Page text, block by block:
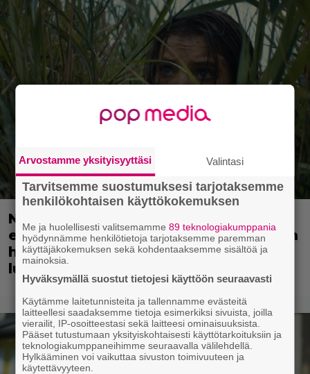
Nyt suoratoistona: 3 tähden scifileffa
ei ylitä edeltäjiään mutta ei myöskään
häpeä niiden seurassa – jatkoa on
luvassa
Arvostamme yksityisyyttäsi Valintasi
Tarvitsemme suostumuksesi tarjotaksemme
henkilökohtaisen käyttökokemuksen
Me ja huolellisesti valitsemamme89 teknologiakumppania
hyödynnämme henkilötietoja tarjotaksemme paremman
käyttäjäkokemuksen sekä kohdentaaksemme sisältöä ja
mainoksia.
Hyväksymällä suostut tietojesi käyttöön seuraavasti
Käytämme laitetunnisteita ja tallennamme evästeitä
laitteellesi saadaksemme tietoja esimerkiksi sivuista, joilla
vierailit, IP-osoitteestasi sekä laitteesi ominaisuuksista.
Pääset tutustumaan yksityiskohtaisesti käyttötarkoituksiin ja
teknologiakumppaneihimme seuraavalla välilehdellä.
Hylkääminen voi vaikuttaa sivuston toimivuuteen ja
käytettävyyteen.